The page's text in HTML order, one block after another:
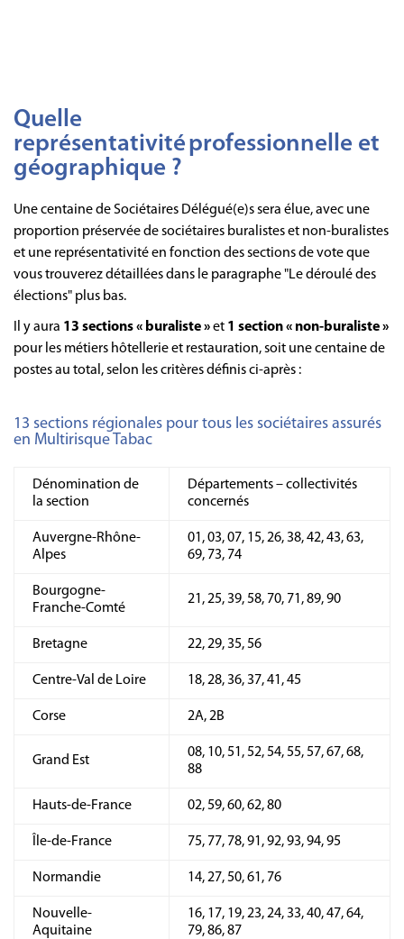
Quelle
représentativité professionnelle et
géographique ?
Une centaine de Sociétaires Délégué(e)s sera élue, avec une
proportion préservée de sociétaires buralistes et non-buralistes
et une représentativité en fonction des sections de vote que
vous trouverez détaillées dans le paragraphe "Le déroulé des
élections" plus bas.
Il y aura 13 sections « buraliste »et 1 section « non-buraliste »
pour les métiers hôtellerie et restauration, soit une centaine de
postes au total, selon les critères définis ci-après :
13 sections régionales pour tous les sociétaires assurés
en Multirisque Tabac
Dénomination de
la section
Départements – collectivités
concernés
Auvergne-Rhône-
Alpes
01, 03, 07, 15, 26, 38, 42, 43, 63,
69, 73, 74
Bourgogne-
Franche-Comté
21, 25, 39, 58, 70, 71, 89, 90
Bretagne 22, 29, 35, 56
Centre-Val de Loire 18, 28, 36, 37, 41, 45
Corse 2A, 2B
Grand Est
08, 10, 51, 52, 54, 55, 57, 67, 68,
88
Hauts-de-France 02, 59, 60, 62, 80
Île-de-France 75, 77, 78, 91, 92, 93, 94, 95
Normandie 14, 27, 50, 61, 76
Nouvelle-
Aquitaine
16, 17, 19, 23, 24, 33, 40, 47, 64,
79, 86, 87